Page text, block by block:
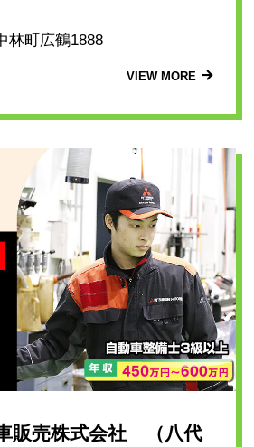
林町広鶴1888
VIEW MORE
販売株式会社 （八代